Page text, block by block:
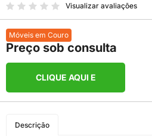
Visualizar avaliações
Móveis em Couro
Preço sob consulta
CLIQUE AQUI E
Descrição